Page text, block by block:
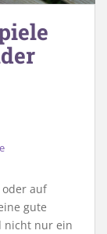
oder auf
gute
nicht nur ein